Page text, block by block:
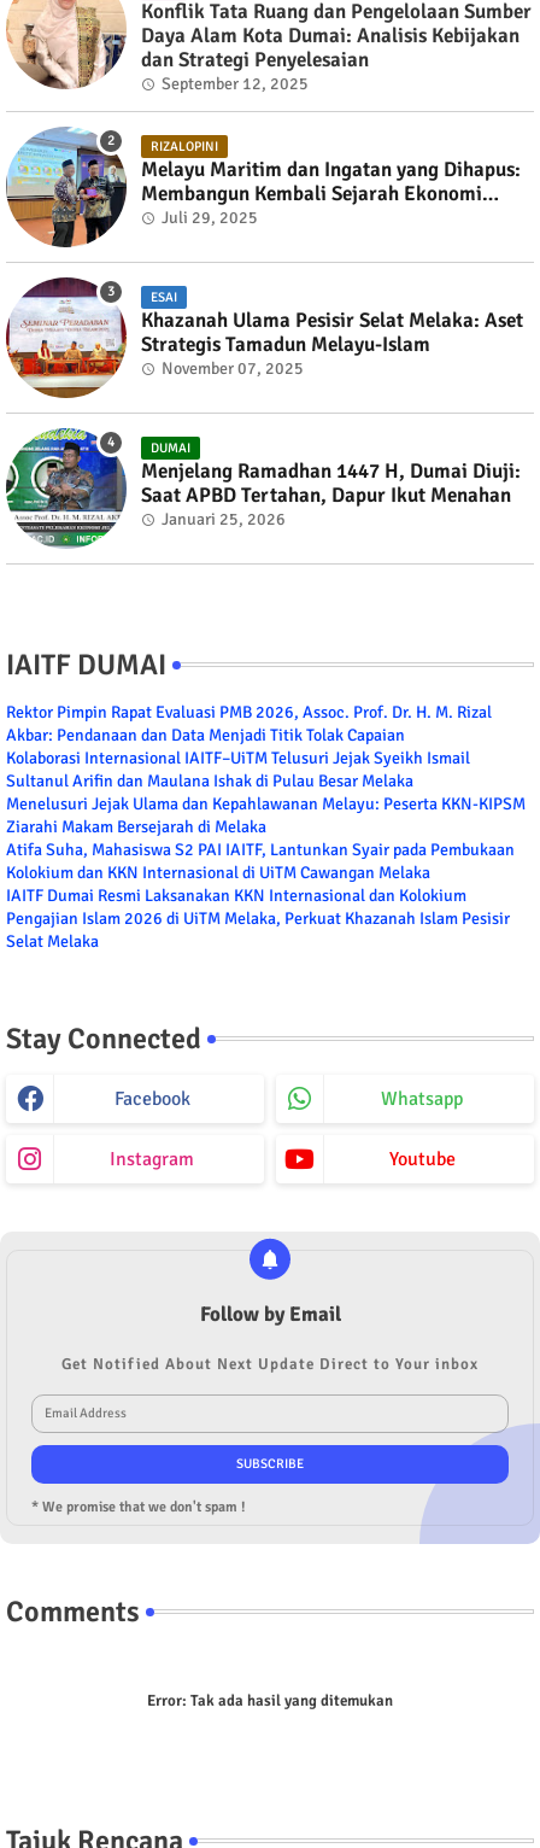
Konflik Tata Ruang dan Pengelolaan Sumber
Daya Alam Kota Dumai: Analisis Kebijakan
dan Strategi Penyelesaian
September 12, 2025
RIZALOPINI
Melayu Maritim dan Ingatan yang Dihapus:
Membangun Kembali Sejarah Ekonomi
Pesisir Selat Melaka
Juli 29, 2025
ESAI
Khazanah Ulama Pesisir Selat Melaka: Aset
Strategis Tamadun Melayu-Islam
November 07, 2025
DUMAI
Menjelang Ramadhan 1447 H, Dumai Diuji:
Saat APBD Tertahan, Dapur Ikut Menahan
Januari 25, 2026
IAITF DUMAI
Rektor Pimpin Rapat Evaluasi PMB 2026, Assoc. Prof. Dr. H. M. Rizal
Akbar: Pendanaan dan Data Menjadi Titik Tolak Capaian
Kolaborasi Internasional IAITF–UiTM Telusuri Jejak Syeikh Ismail
Sultanul Arifin dan Maulana Ishak di Pulau Besar Melaka
Menelusuri Jejak Ulama dan Kepahlawanan Melayu: Peserta KKN-KIPSM
Ziarahi Makam Bersejarah di Melaka
Atifa Suha, Mahasiswa S2 PAI IAITF, Lantunkan Syair pada Pembukaan
Kolokium dan KKN Internasional di UiTM Cawangan Melaka
IAITF Dumai Resmi Laksanakan KKN Internasional dan Kolokium
Pengajian Islam 2026 di UiTM Melaka, Perkuat Khazanah Islam Pesisir
Selat Melaka
Stay Connected
Facebook Whatsapp
Instagram Youtube
Follow by Email
Get Notified About Next Update Direct to Your inbox
* We promise that we don't spam !
Comments
Error: Tak ada hasil yang ditemukan
Tajuk Rencana